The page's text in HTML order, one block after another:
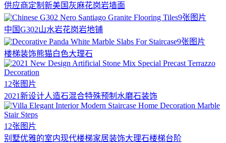
供应商定制新美国灰麻花岗岩墙面
9张图片
中国G302山水岩花岗岩地铺
9张图片
楼梯装饰熊猫白色大理石
12张图片
2021新设计人造石混合特殊预制水磨石装饰
12张图片
别墅优雅的室内现代楼梯家居装饰大理石楼梯台阶